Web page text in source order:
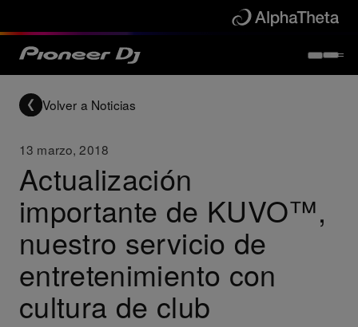
Volver a Noticias
13 marzo, 2018
Actualización
importante de KUVO™,
nuestro servicio de
entretenimiento con
cultura de club